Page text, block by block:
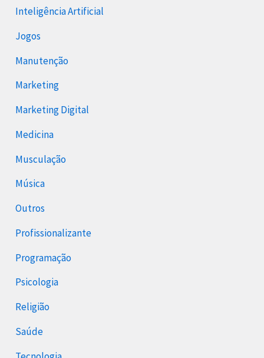
Inteligência Artificial
Jogos
Manutenção
Marketing
Marketing Digital
Medicina
Musculação
Música
Outros
Profissionalizante
Programação
Psicologia
Religião
Saúde